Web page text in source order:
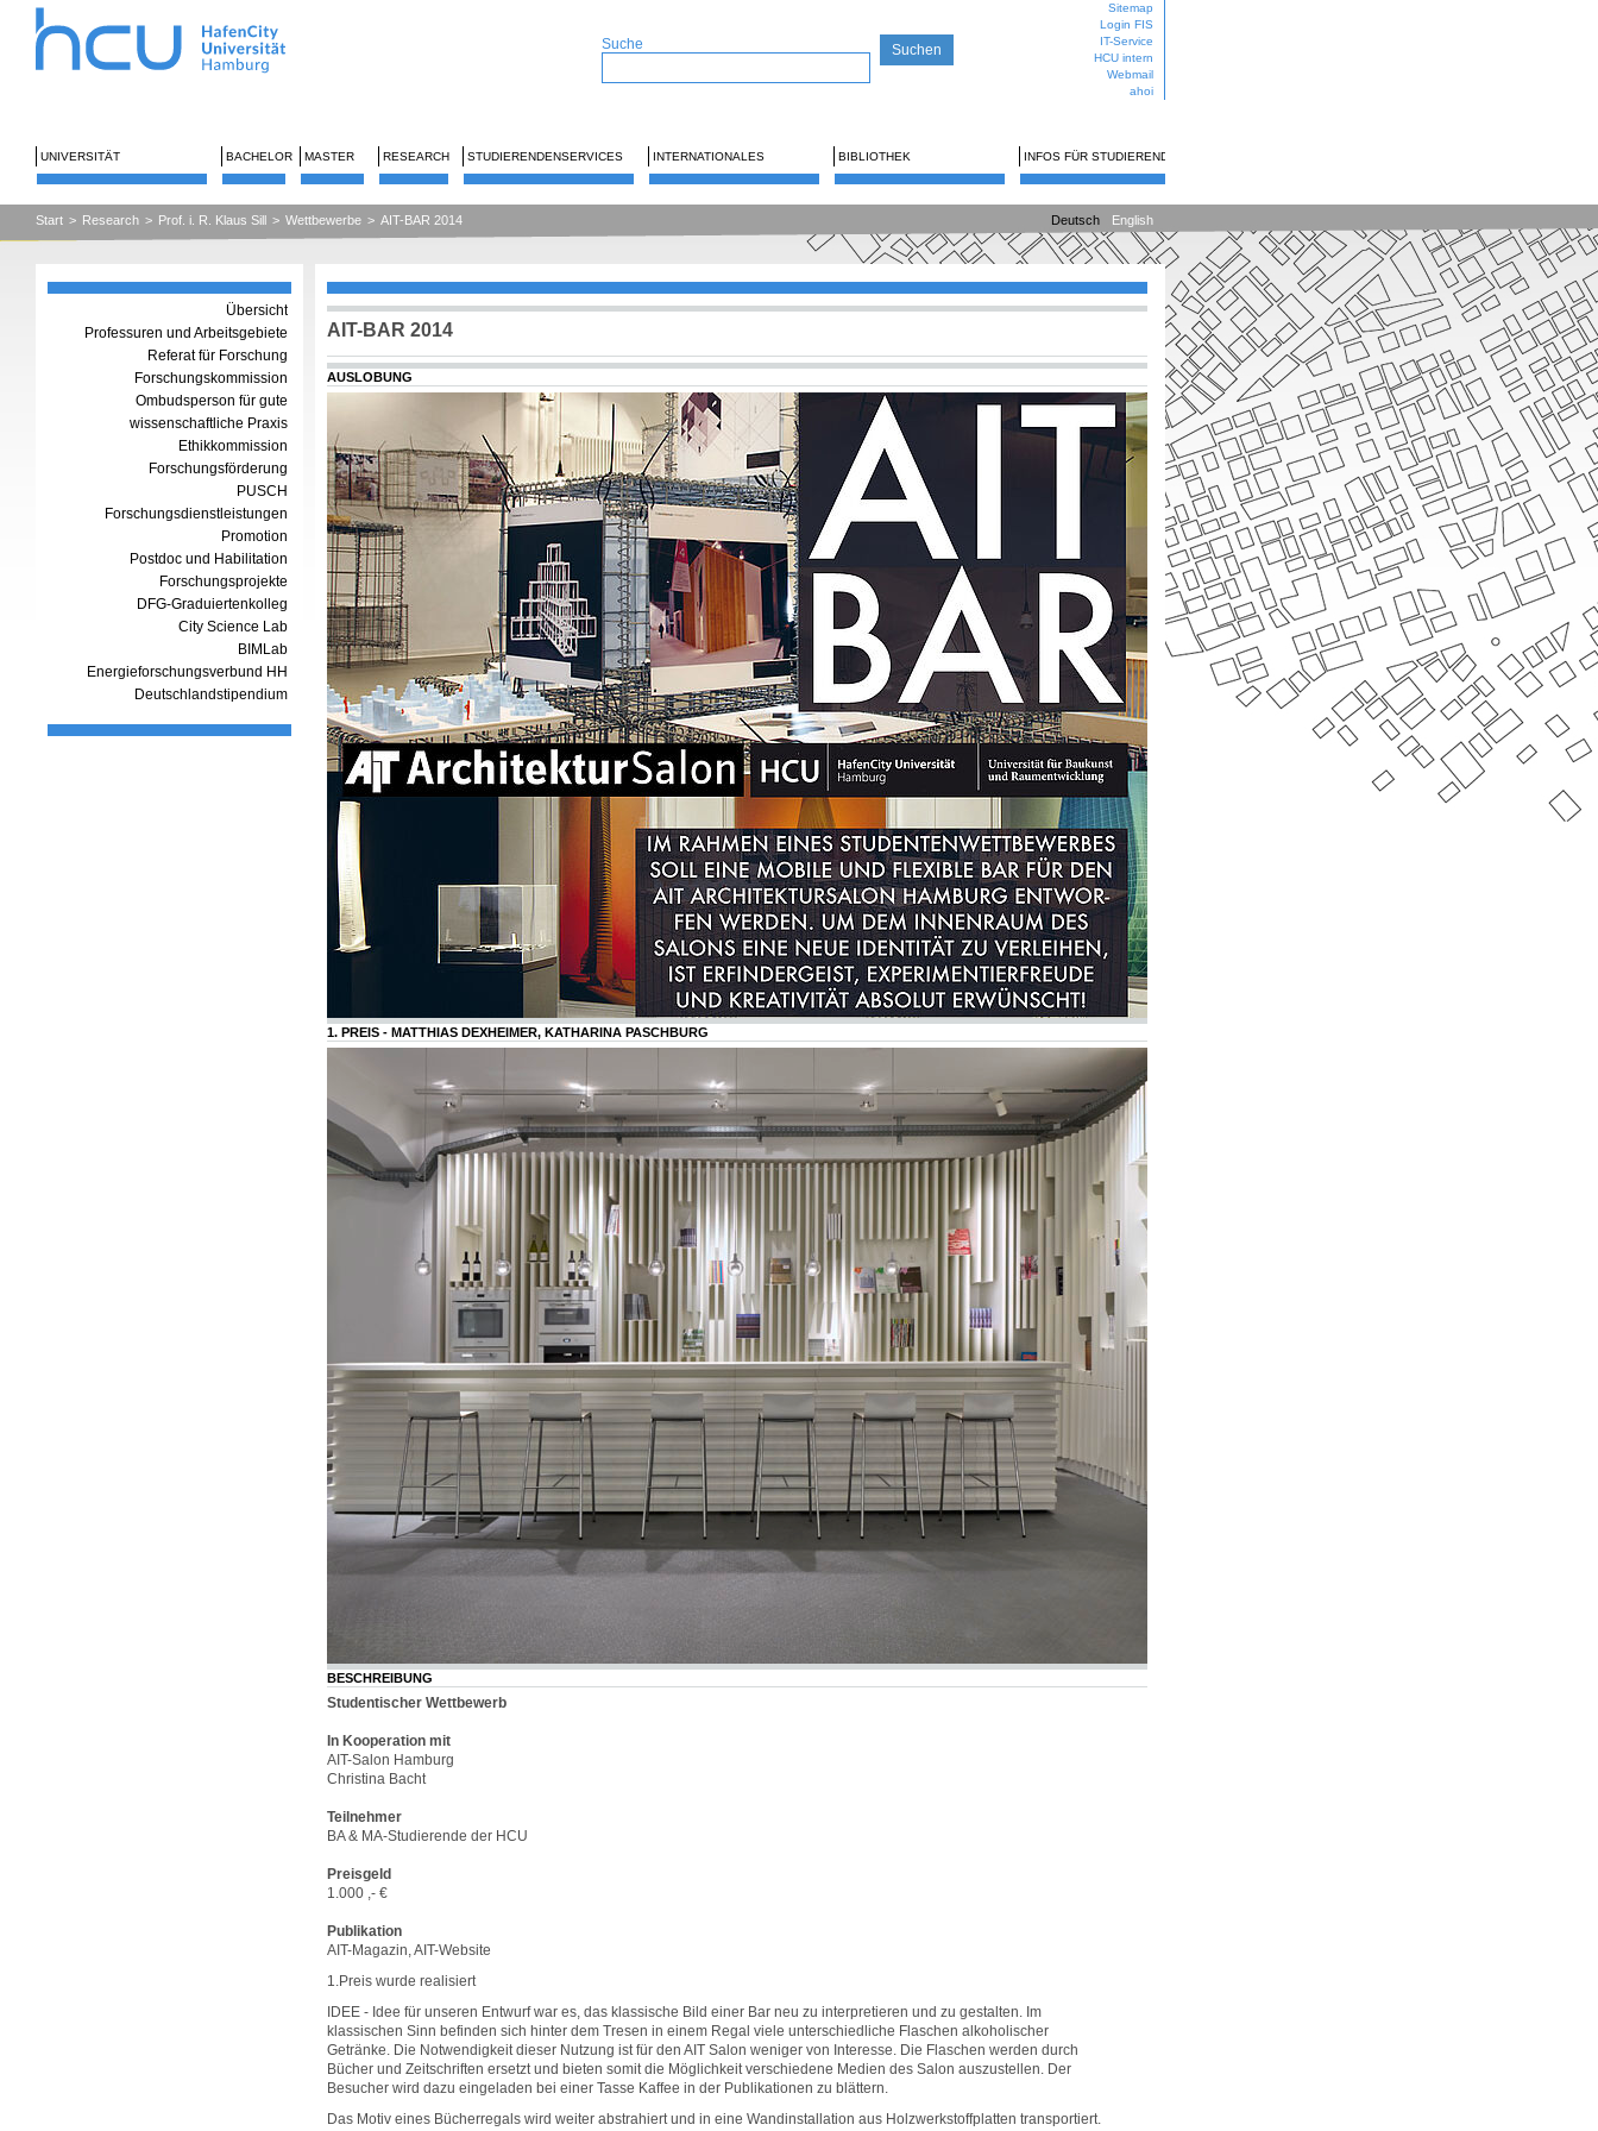
Suche
Sitemap
Login FIS
IT-Service
HCU intern
Webmail
ahoi
UNIVERSITÄT BACHELOR MASTER RESEARCH STUDIERENDENSERVICES INTERNATIONALES BIBLIOTHEK INFOS FÜR STUDIERENDE
Start > Research > Prof. i. R. Klaus Sill > Wettbewerbe > AIT-BAR 2014 Deutsch English
Übersicht
Professuren und Arbeitsgebiete
Referat für Forschung
Forschungskommission
Ombudsperson für gute
wissenschaftliche Praxis
Ethikkommission
Forschungsförderung
PUSCH
Forschungsdienstleistungen
Promotion
Postdoc und Habilitation
Forschungsprojekte
DFG-Graduiertenkolleg
City Science Lab
BIMLab
Energieforschungsverbund HH
Deutschlandstipendium
AIT-BAR 2014
AUSLOBUNG
1. PREIS - MATTHIAS DEXHEIMER, KATHARINA PASCHBURG
BESCHREIBUNG
Studentischer Wettbewerb
In Kooperation mit
AIT-Salon Hamburg
Christina Bacht
Teilnehmer
BA & MA-Studierende der HCU
Preisgeld
1.000 ,- €
Publikation
AIT-Magazin, AIT-Website
1.Preis wurde realisiert
IDEE - Idee für unseren Entwurf war es, das klassische Bild einer Bar neu zu interpretieren und zu gestalten. Im
klassischen Sinn befinden sich hinter dem Tresen in einem Regal viele unterschiedliche Flaschen alkoholischer
Getränke. Die Notwendigkeit dieser Nutzung ist für den AIT Salon weniger von Interesse. Die Flaschen werden durch
Bücher und Zeitschriften ersetzt und bieten somit die Möglichkeit verschiedene Medien des Salon auszustellen. Der
Besucher wird dazu eingeladen bei einer Tasse Kaffee in der Publikationen zu blättern.
Das Motiv eines Bücherregals wird weiter abstrahiert und in eine Wandinstallation aus Holzwerkstoffplatten transportiert.